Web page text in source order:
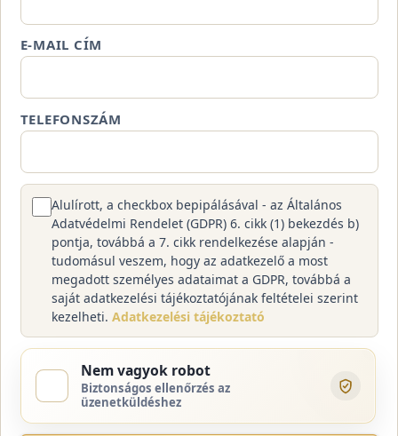
E-MAIL CÍM
TELEFONSZÁM
Alulírott, a checkbox bepipálásával - az Általános
Adatvédelmi Rendelet (GDPR) 6. cikk (1) bekezdés b)
pontja, továbbá a 7. cikk rendelkezése alapján -
tudomásul veszem, hogy az adatkezelő a most
megadott személyes adataimat a GDPR, továbbá a
saját adatkezelési tájékoztatójának feltételei szerint
kezelheti. Adatkezelési tájékoztató
Nem vagyok robot
Biztonságos ellenőrzés az
üzenetküldéshez